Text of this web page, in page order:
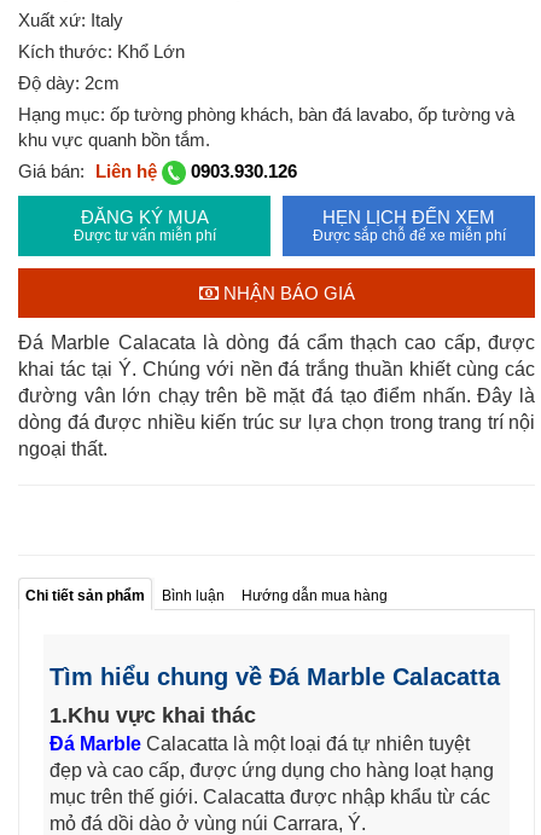
Xuất xứ: Italy
Kích thước: Khổ Lớn
Độ dày: 2cm
Hạng mục: ốp tường phòng khách, bàn đá lavabo, ốp tường và
khu vực quanh bồn tắm.
Giá bán:
Liên hệ 0903.930.126
ĐĂNG KÝ MUA
Được tư vấn miễn phí
HẸN LỊCH ĐẾN XEM
Được sắp chỗ để xe miễn phí
NHẬN BÁO GIÁ
Đá Marble Calacata là dòng đá cẩm thạch cao cấp, được
khai tác tại Ý. Chúng với nền đá trắng thuần khiết cùng các
đường vân lớn chạy trên bề mặt đá tạo điểm nhấn. Đây là
dòng đá được nhiều kiến trúc sư lựa chọn trong trang trí nội
ngoại thất.
Chi tiết sản phẩm Bình luận Hướng dẫn mua hàng
Tìm hiểu chung về Đá Marble Calacatta
1.Khu vực khai thác
Đá Marble Calacatta là một loại đá tự nhiên tuyệt
đẹp và cao cấp, được ứng dụng cho hàng loạt hạng
mục trên thế giới. Calacatta được nhập khẩu từ các
mỏ đá dồi dào ở vùng núi Carrara, Ý.